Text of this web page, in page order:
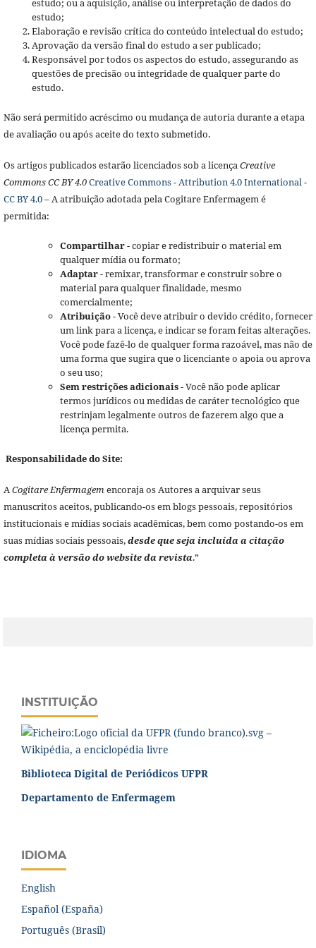
estudo; ou a aquisição, análise ou interpretação de dados do
estudo;
Elaboração e revisão crítica do conteúdo intelectual do estudo;
Aprovação da versão final do estudo a ser publicado;
Responsável por todos os aspectos do estudo, assegurando as
questões de precisão ou integridade de qualquer parte do
estudo.
Não será permitido acréscimo ou mudança de autoria durante a etapa
de avaliação ou após aceite do texto submetido.
Os artigos publicados estarão licenciados sob a licençaCreative
Commons CC BY 4.0Creative Commons - Attribution 4.0 International -
CC BY 4.0– A atribuição adotada pela Cogitare Enfermagem é
permitida:
Compartilhar- copiar e redistribuir o material em
qualquer mídia ou formato;
Adaptar- remixar, transformar e construir sobre o
material para qualquer finalidade, mesmo
comercialmente;
Atribuição- Você deve atribuir o devido crédito, fornecer
um link para a licença, e indicar se foram feitas alterações.
Você pode fazê-lo de qualquer forma razoável, mas não de
uma forma que sugira que o licenciante o apoia ou aprova
o seu uso;
Sem restrições adicionais- Você não pode aplicar
termos jurídicos ou medidas de caráter tecnológico que
restrinjam legalmente outros de fazerem algo que a
licença permita.
Responsabilidade do Site:
ACogitare Enfermagemencoraja os Autores a arquivar seus
manuscritos aceitos, publicando-os em blogs pessoais, repositórios
institucionais e mídias sociais acadêmicas, bem como postando-os em
suas mídias sociais pessoais,desde que seja incluída a citação
completa à versão do website da revista.”
INSTITUIÇÃO
Biblioteca Digital de Periódicos UFPR
Departamento de Enfermagem
IDIOMA
English
Español (España)
Português (Brasil)